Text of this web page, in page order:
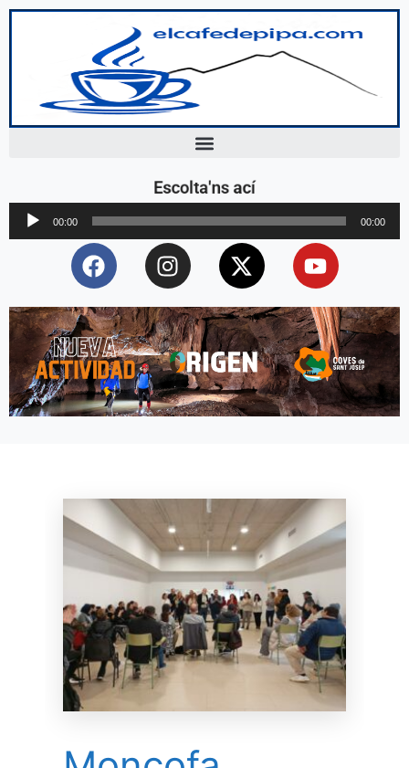
Escolta'ns ací
Reproductor
d'àudio
00:00 00:00